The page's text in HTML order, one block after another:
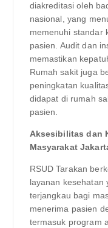
diakreditasi oleh
nasional, yang
memenuhi standar
pasien. Audit dan
memastikan
Rumah sakit juga
peningkatan
didapat di rumah
pasien.
Aksesibilitas dan
Masyarakat
RSUD Tarakan
layanan kesehatan
terjangkau bagi
menerima pasien
termasuk program